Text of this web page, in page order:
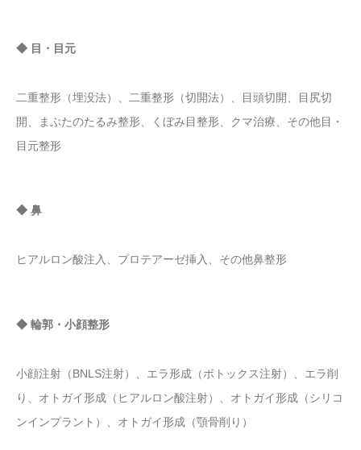
◆ 目・目元
二重整形（埋没法）、二重整形（切開法）、目頭切開、目尻切
開、まぶたのたるみ整形、くぼみ目整形、クマ治療、その他目・
目元整形
◆ 鼻
ヒアルロン酸注入、プロテアーゼ挿入、その他鼻整形
◆ 輪郭・小顔整形
小顔注射（BNLS注射）、エラ形成（ボトックス注射）、エラ削
り、オトガイ形成（ヒアルロン酸注射）、オトガイ形成（シリコ
ンインプラント）、オトガイ形成（顎骨削り）